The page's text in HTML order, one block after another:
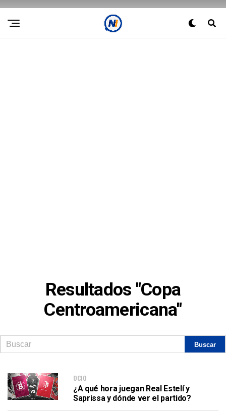
Resultados "Copa
Centroamericana"
OCIO
¿A qué hora juegan Real Estelí y
Saprissa y dónde ver el partido?